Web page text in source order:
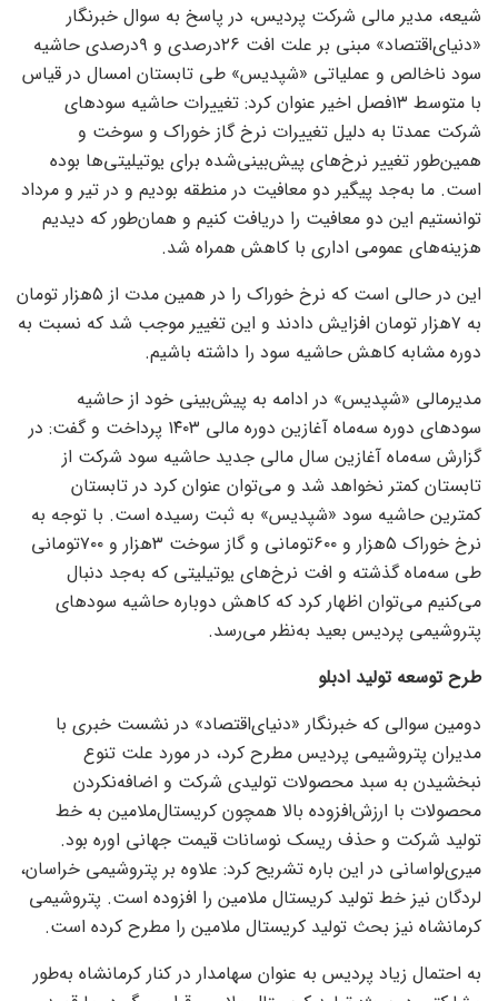
شیعه، مدیر مالی شرکت پردیس، در پاسخ به سوال خبرنگار
«دنیای‌اقتصاد» مبنی بر علت افت ۲۶درصدی و ۹درصدی حاشیه
سود ناخالص و عملیاتی «شپدیس» طی تابستان امسال در قیاس
با متوسط ۱۳فصل اخیر عنوان کرد: تغییرات حاشیه سودهای
شرکت عمدتا به دلیل تغییرات نرخ گاز خوراک و سوخت و
همین‌طور تغییر نرخ‌های پیش‌بینی‌شده برای یوتیلیتی‌‌‌ها بوده
است. ما به‌جد پیگیر دو معافیت در منطقه بودیم و در تیر و مرداد
توانستیم این دو معافیت را دریافت کنیم و همان‌طور که دیدیم
هزینه‌‌‌های عمومی اداری با کاهش همراه شد.
این در حالی است که نرخ خوراک را در همین مدت از ۵هزار تومان
به ۷هزار تومان افزایش دادند و این تغییر موجب شد که نسبت به
دوره مشابه کاهش حاشیه سود را داشته باشیم.
مدیرمالی «شپدیس» در ادامه به پیش‌بینی خود از حاشیه
سودهای دوره سه‌ماه آغازین دوره مالی ۱۴۰۳ پرداخت و گفت: در
گزارش سه‌ماه آغازین سال مالی جدید حاشیه سود شرکت از
تابستان کمتر نخواهد شد و می‌‌‌توان عنوان کرد در تابستان
کمترین حاشیه سود «شپدیس» به ثبت رسیده است. با توجه به
نرخ خوراک ۵هزار و ۶۰۰تومانی و گاز سوخت ۳هزار و ۷۰۰تومانی
طی سه‌ماه گذشته و افت نرخ‌های یوتیلیتی که به‌جد دنبال
می‌‌‌کنیم می‌‌‌توان اظهار کرد که کاهش دوباره حاشیه سودهای
پتروشیمی پردیس بعید به‌نظر می‌‌‌رسد.
طرح توسعه تولید ادبلو
دومین سوالی که خبرنگار «دنیای‌اقتصاد» در نشست خبری با
مدیران پتروشیمی پردیس مطرح کرد، در مورد علت ‌تنوع
نبخشیدن به سبد محصولات تولیدی شرکت و اضافه‌نکردن
محصولات با ارزش‌افزوده بالا همچون کریستال‌ملامین به خط
تولید شرکت و حذف ریسک نوسانات قیمت جهانی اوره بود.
میری‌لواسانی در این باره تشریح کرد: علاوه بر پتروشیمی خراسان،
لردگان نیز خط تولید کریستال ملامین را افزوده است. پتروشیمی
کرمانشاه نیز بحث تولید کریستال ملامین را مطرح کرده است.
به احتمال زیاد پردیس به عنوان سهامدار در کنار کرمانشاه به‌طور